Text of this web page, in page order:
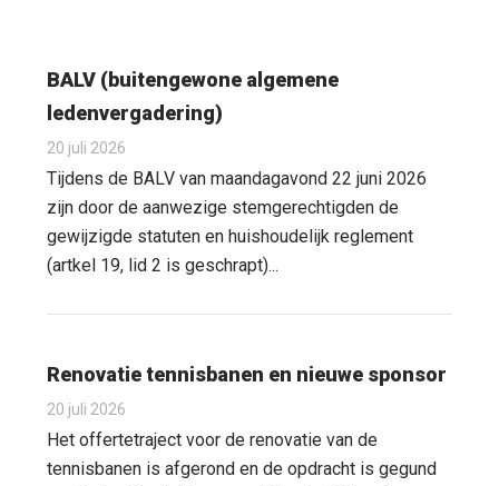
BALV (buitengewone algemene
ledenvergadering)
20 juli 2026
Tijdens de BALV van maandagavond 22 juni 2026
zijn door de aanwezige stemgerechtigden de
gewijzigde statuten en huishoudelijk reglement
(artkel 19, lid 2 is geschrapt)...
Renovatie tennisbanen en nieuwe sponsor
20 juli 2026
Het offertetraject voor de renovatie van de
tennisbanen is afgerond en de opdracht is gegund